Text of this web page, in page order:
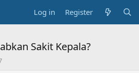
Log in Register
Sakit Kepala?